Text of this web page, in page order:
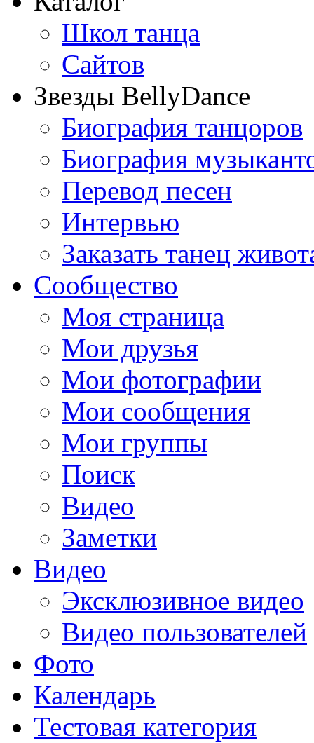
Школ танца
Сайтов
Звезды BellyDance
Биография танцоров
Биография
Перевод песен
Интервью
Заказать танец
Сообщество
Моя страница
Мои друзья
Мои фотографии
Мои сообщения
Мои группы
Поиск
Видео
Заметки
Видео
Эксклюзивное видео
Видео пользователей
Фото
Календарь
Тестовая категория